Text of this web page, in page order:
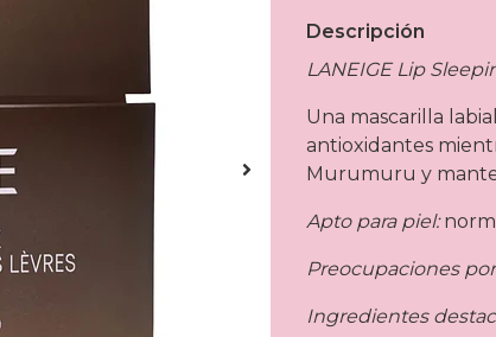
Descripción
LANEIGE Lip
Una mascarilla
antioxidantes
Murumuru y
Apto para piel:
Preocupaciones
Ingredientes